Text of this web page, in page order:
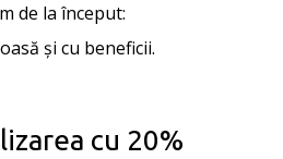
de la început:
şi cu beneficii.
cu 20%